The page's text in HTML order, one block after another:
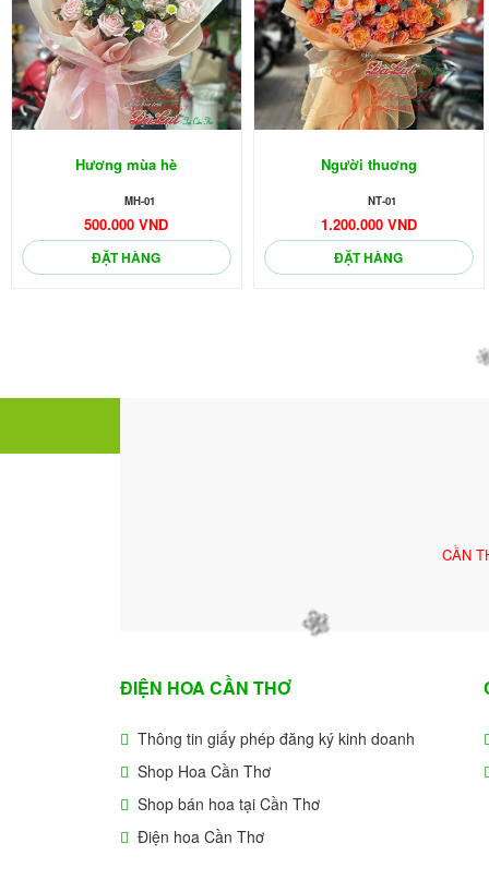
Hương mùa hè
MH-01
500.000 VND
ĐẶT HÀNG
Người thuơng
NT-01
1.200.000 VND
ĐẶT HÀNG
CẦN
ĐIỆN HOA CẦN THƠ
Thông tin giấy phép đăng ký kinh doanh
Shop Hoa Cần Thơ
Shop bán hoa tại Cần Thơ
Điện hoa Cần Thơ